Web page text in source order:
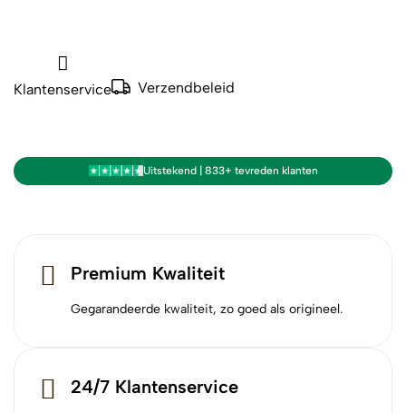
Klantenservice Verzendbeleid
Uitstekend | 833+ tevreden klanten
Premium Kwaliteit
Gegarandeerde kwaliteit, zo goed als origineel.
24/7 Klantenservice